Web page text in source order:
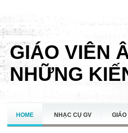
GIÁO VIÊN
NHỮNG
HOME NHẠC CỤ GV GIÁO